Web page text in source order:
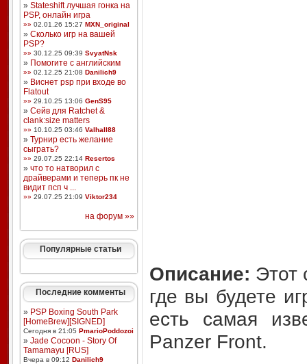
» Stateshift лучшая гонка на
PSP, онлайн игра
»» 02.01.26 15:27 MXN_original
» Сколько игр на вашей
PSP?
»» 30.12.25 09:39 SvyatNsk
» Помогите с английским
»» 02.12.25 21:08 Danilich9
» Виснет psp при входе во
Flatout
»» 29.10.25 13:06 GenS95
» Сейв для Ratchet &
clank:size matters
»» 10.10.25 03:46 Valhall88
» Турнир есть желание
сыграть?
»» 29.07.25 22:14 Resertos
» что то натворил с
драйверами и теперь пк не
видит псп ч ...
»» 29.07.25 21:09 Viktor234
на форум »»
Популярные статьи
Последние комменты
» PSP Boxing South Park
[HomeBrew][SIGNED]
Сегодня в 21:05 PmarioPoddozoi
» Jade Cocoon - Story Of
Tamamayu [RUS]
Вчера в 09:12 Danilich9
Описание: Этот
где вы будете
есть самая
Panzer Front.